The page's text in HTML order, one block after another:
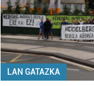
LAN GATAZKA